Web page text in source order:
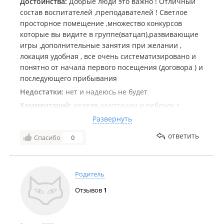
ИЗО - творчество;
Конструирование;
Кулинарный мастер-класс;
Кружок туризма и краеведения.
ИП Кошевая О. Н.
состав воспитателей ,преподавателей ! Светлое
просторное помещение ,множество конкурсов
которые вы видите в группе(ватцап),развивающие
игры ,дополнительные занятия при желании ,
локация удобная , все очень систематизировано и
понятно от начала первого посещения (договора ) и
последующего прибывания
Недостатки: нет и надеюсь не будет
Комментарий: неделя адаптации и ребенок с
удовольствие идет в сад, забираем с хорошим
настроением и улыбкой , в данной локации считаю
лучший сад имел опыт сравнения, не на минутку не
Развернуть
Спасибо 0 ответить
Родитель
Отзывов 1